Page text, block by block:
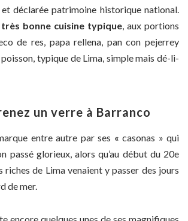
déclarée patrimoine historique national.
très bonne cuisine typique, aux portions
de res​, papa rellena, pan con pejerrey
typique de Lima, simple mais dé-li-
un verre à Barranco
entre autre par ses « casonas » qui
passé glorieux, alors qu’au début du 20e
riches de Lima venaient y passer des jours
de mer.